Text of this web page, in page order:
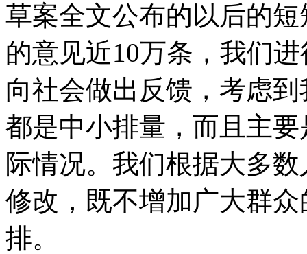
草案全文公布的以后的
的意见近10万条，我们
向社会做出反馈，考虑
都是中小排量，而且主
际情况。我们根据大多
修改，既不增加广大群
排。